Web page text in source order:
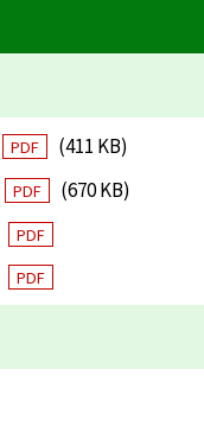
PDF
(411 KB)
PDF
(670 KB)
PDF
PDF